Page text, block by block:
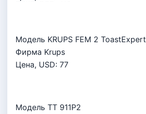
Модель KRUPS FEM 2 ToastExpert
Фирма Krups
Цена, USD: 77
Модель TT 911P2